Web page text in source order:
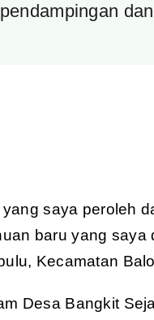
saya peroleh
baru yang saya
Kecamatan
Desa Bangkit